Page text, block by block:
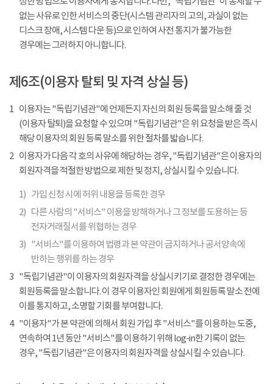
없는 사유로 인한 서비스의 중단(시스템 관리자의 고의, 과실이 없는
디스크 장애, 시스템 다운 등)으로 인하여 사전 통지가 불가능한
경우에는 그러하지 아니합니다.
제6조(이용자 탈퇴 및 자격 상실 등)
1 이용자는 "독립기념관"에 언제든지 자신의 회원 등록을 말소해 줄 것
(이용자 탈퇴)을 요청할 수 있으며 "독립기념관"은 위 요청을 받은 즉시
해당 이용자의 회원 등록 말소를 위한 절차를 밟습니다.
2 이용자가 다음 각 호의 사유에 해당하는 경우, "독립기념관"은 이용자의
회원자격을 적절한 방법으로 제한 및 정지, 상실시킬 수 있습니다.
1) 가입 신청 시에 허위 내용을 등록한 경우
2) 다른 사람의 "서비스" 이용을 방해하거나 그 정보를 도용하는 등
전자거래질서를 위협하는 경우
3) "서비스"를 이용하여 법령과 본 약관이 금지하거나 공서양속에
반하는 행위를 하는 경우
3 "독립기념관"이 이용자의 회원자격을 상실시키기로 결정한 경우에는
회원등록을 말소합니다. 이 경우 이용자인 회원에게 회원등록 말소 전에
이를 통지하고, 소명할 기회를 부여합니다.
4
"이용자"가 본 약관에 의해서 회원 가입 후 "서비스"를 이용하는 도중,
연속하여 1년 동안 "서비스"를 이용하기 위해 log-in한 기록이 없는
경우, "독립기념관"은 이용자의 회원자격을 상실시킬 수 있습니다.